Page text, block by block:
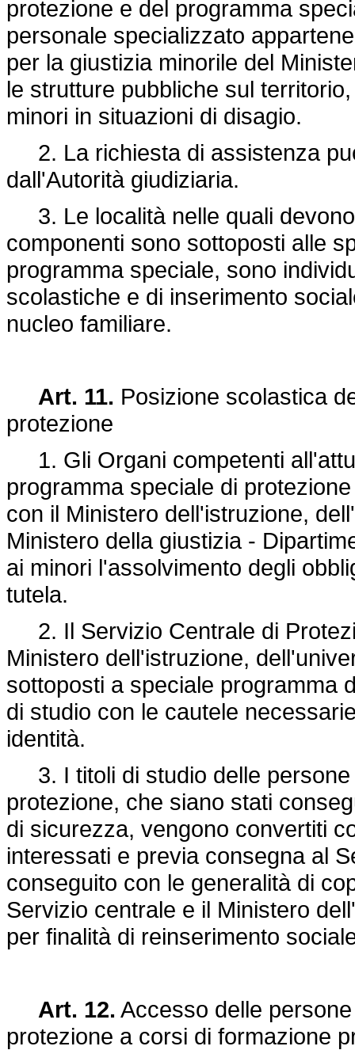
protezione e del programma
personale specializzato
per la giustizia minorile del
le strutture pubbliche sul
minori in situazioni di disagio.
2. La richiesta di assistenza
dall'Autorità giudiziaria.
3. Le località nelle quali
componenti sono sottoposti alle
programma speciale, sono
scolastiche e di inserimento
nucleo familiare.
Art. 11. Posizione scolastica
protezione
1. Gli Organi competenti
programma speciale di
con il Ministero dell'istruzione,
Ministero della giustizia -
ai minori l'assolvimento degli
tutela.
2. Il Servizio Centrale di
Ministero dell'istruzione,
sottoposti a speciale programma
di studio con le cautele
identità.
3. I titoli di studio delle persone
protezione, che siano stati
di sicurezza, vengono convertiti
interessati e previa consegna al
conseguito con le generalità di
Servizio centrale e il Ministero
per finalità di reinserimento
Art. 12. Accesso delle
protezione a corsi di formazione